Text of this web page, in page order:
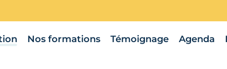
Nos formations Témoignage Agenda